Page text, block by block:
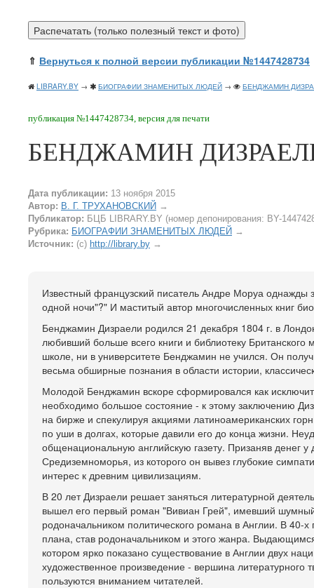
⇑ Вернуться к полной версии публикации №1447428734
LIBRARY.BY → БИОГРАФИИ ЗНАМЕНИТЫХ ЛЮДЕЙ → БЕНДЖАМИН
публикация №1447428734, версия для печати
БЕНДЖАМИН
Дата публикации: 13 ноября 2015
Автор: В. Г. ТРУХАНОВСКИЙ →
Публикатор: БЦБ LIBRARY.BY (номер депонирования: BY-
Рубрика: БИОГРАФИИ ЗНАМЕНИТЫХ ЛЮДЕЙ →
Источник: (c) http://library.by →
Известный французский писатель Андре Моруа однажды
одной ночи"?" И маститый автор многочисленных книг
Бенджамин Дизраели родился 21 декабря 1804 г. в
любивший больше всего книги и библиотеку
школе, ни в университете Бенджамин не учился. Он
весьма обширные познания в области истории,
Молодой Бенджамин вскоре сформировался как
необходимо большое состояние - к этому заключению
на бирже и спекулируя акциями латиноамериканских
по уши в долгах, которые давили его до конца жизни.
общенациональную английскую газету. Призаняв денег
Средиземноморья, из которого он вывез глубокие
интерес к древним цивилизациям.
В 20 лет Дизраели решает заняться литературной
вышел его первый роман "Вивиан Грей", имевший шумный
родоначальником политического романа в Англии. В 40-
плана, став родоначальником и этого жанра.
котором ярко показано существование в Англии двух
художественное произведение - вершина
пользуются вниманием читателей.